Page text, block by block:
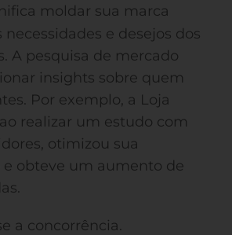
moldar sua marca
necessidades e desejos dos
A pesquisa de mercado
insights sobre quem
Por exemplo, a Loja
realizar um estudo com
otimizou sua
obteve um aumento de
a concorrência.